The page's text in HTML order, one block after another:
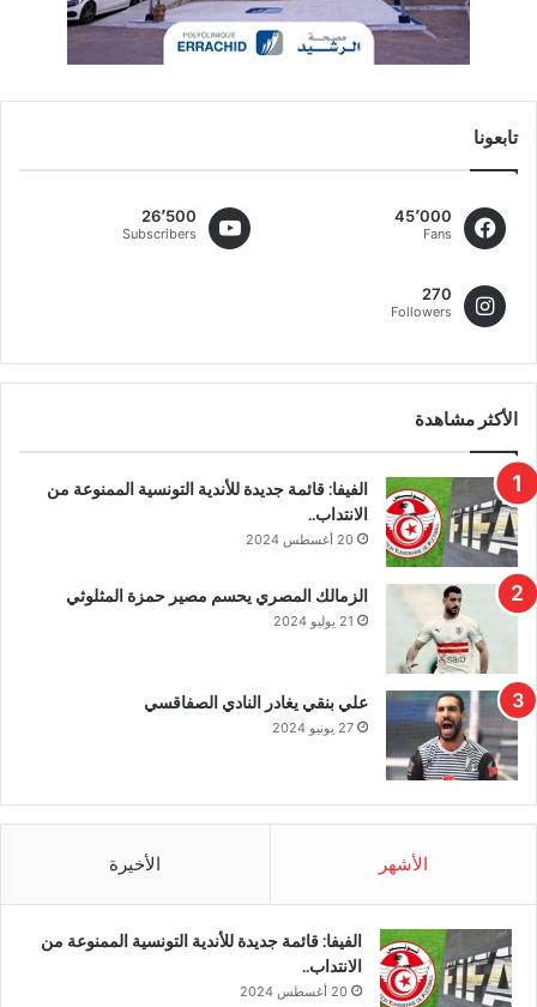
تابعونا
45٬000
Fans
26٬500
Subscribers
270
Followers
الأكثر مشاهدة
الفيفا: قائمة جديدة للأندية التونسية الممنوعة من
الانتداب..
20 أغسطس 2024
الزمالك المصري يحسم مصير حمزة المثلوثي
21 يوليو 2024
علي بنقي يغادر النادي الصفاقسي
27 يونيو 2024
الأشهر الأخيرة
الفيفا: قائمة جديدة للأندية التونسية الممنوعة من
الانتداب..
20 أغسطس 2024